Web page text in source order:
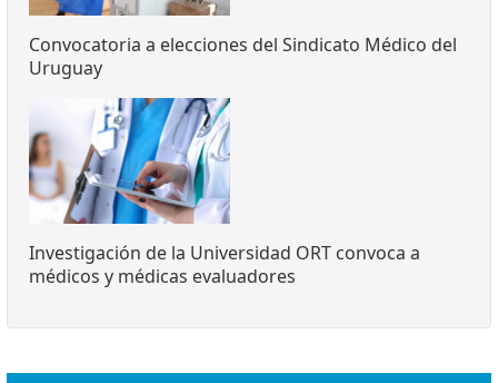
Convocatoria a elecciones del Sindicato Médico del
Uruguay
Investigación de la Universidad ORT convoca a
médicos y médicas evaluadores